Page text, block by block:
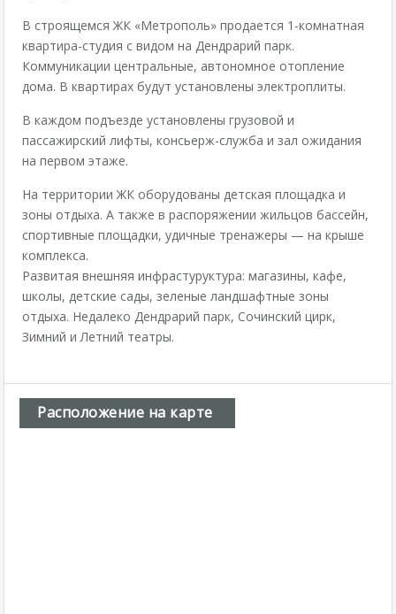
В строящемся ЖК «Метрополь» продается 1-комнатная
квартира-студия с видом на Дендрарий парк.
Коммуникации центральные, автономное отопление
дома. В квартирах будут установлены электроплиты.
В каждом подъезде установлены грузовой и
пассажирский лифты, консьерж-служба и зал ожидания
на первом этаже.
На территории ЖК оборудованы детская площадка и
зоны отдыха. А также в распоряжении жильцов бассейн,
спортивные площадки, удичные тренажеры — на крыше
комплекса.
Развитая внешняя инфрастуруктура: магазины, кафе,
школы, детские сады, зеленые ландшафтные зоны
отдыха. Недалеко Дендрарий парк, Сочинский цирк,
Зимний и Летний театры.
Расположение на карте